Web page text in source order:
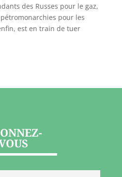
des Russes pour le gaz,
pour les
est en train de tuer